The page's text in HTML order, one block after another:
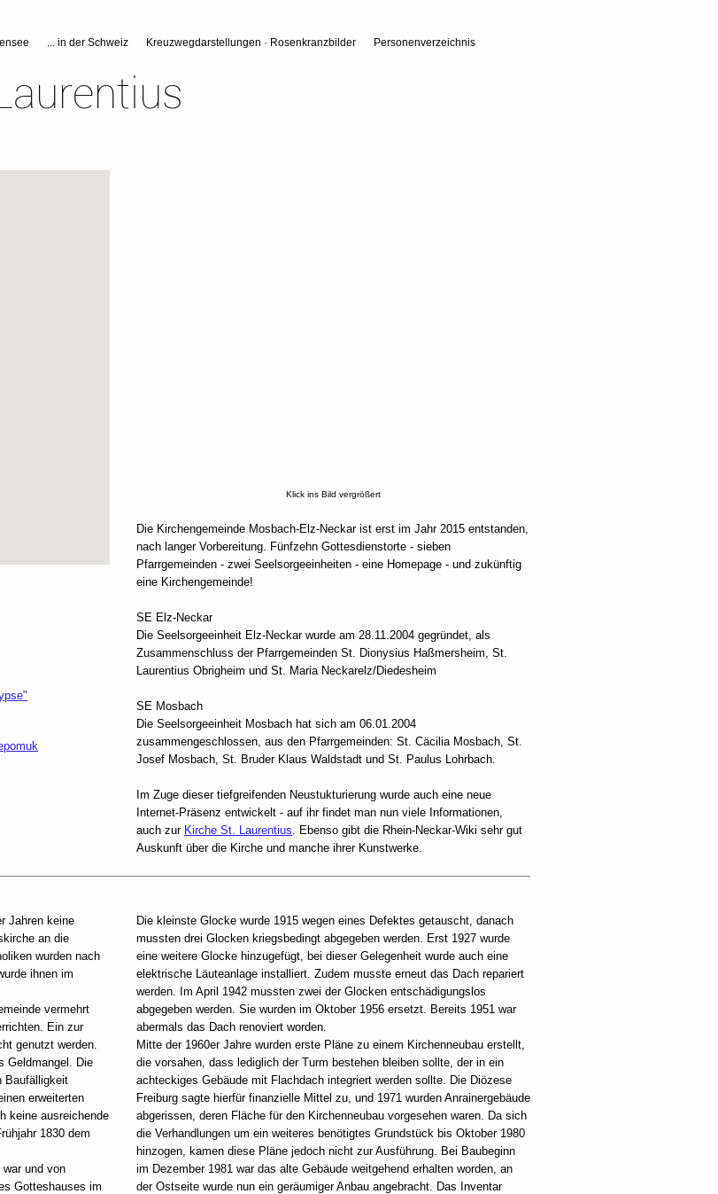
... in der Schweiz Kreuzwegdarstellungen · Rosenkranzbilder Personenverzeichnis
Klick ins Bild vergrößert
Die Kirchengemeinde Mosbach-Elz-Neckar ist erst im Jahr 2015 entstanden,
nach langer Vorbereitung. Fünfzehn Gottesdienstorte - sieben
Pfarrgemeinden - zwei Seelsorgeeinheiten - eine Homepage - und zukünftig
eine Kirchengemeinde!
SE Elz-Neckar
Die Seelsorgeeinheit Elz-Neckar wurde am 28.11.2004 gegründet, als
Zusammenschluss der Pfarrgemeinden St. Dionysius Haßmersheim, St.
Laurentius Obrigheim und St. Maria Neckarelz/Diedesheim
SE Mosbach
Die Seelsorgeeinheit Mosbach hat sich am 06.01.2004
zusammengeschlossen, aus den Pfarrgemeinden: St. Cäcilia Mosbach, St.
Josef Mosbach, St. Bruder Klaus Waldstadt und St. Paulus Lohrbach.
Im Zuge dieser tiefgreifenden Neustukturierung wurde auch eine neue
Internet-Präsenz entwickelt - auf ihr findet man nun viele Informationen,
auch zur Kirche St. Laurentius. Ebenso gibt die Rhein-Neckar-Wiki sehr gut
Auskunft über die Kirche und manche ihrer Kunstwerke.
Jahren keine
an die
wurden nach
ihnen im
vermehrt
Ein zur
genutzt werden.
Geldmangel. Die
Baufälligkeit
erweiterten
keine ausreichende
1830 dem
und von
Gotteshauses im
Die kleinste Glocke wurde 1915 wegen eines Defektes getauscht, danach
mussten drei Glocken kriegsbedingt abgegeben werden. Erst 1927 wurde
eine weitere Glocke hinzugefügt, bei dieser Gelegenheit wurde auch eine
elektrische Läuteanlage installiert. Zudem musste erneut das Dach repariert
werden. Im April 1942 mussten zwei der Glocken entschädigungslos
abgegeben werden. Sie wurden im Oktober 1956 ersetzt. Bereits 1951 war
abermals das Dach renoviert worden.
Mitte der 1960er Jahre wurden erste Pläne zu einem Kirchenneubau erstellt,
die vorsahen, dass lediglich der Turm bestehen bleiben sollte, der in ein
achteckiges Gebäude mit Flachdach integriert werden sollte. Die Diözese
Freiburg sagte hierfür finanzielle Mittel zu, und 1971 wurden Anrainergebäude
abgerissen, deren Fläche für den Kirchenneubau vorgesehen waren. Da sich
die Verhandlungen um ein weiteres benötigtes Grundstück bis Oktober 1980
hinzogen, kamen diese Pläne jedoch nicht zur Ausführung. Bei Baubeginn
im Dezember 1981 war das alte Gebäude weitgehend erhalten worden, an
der Ostseite wurde nun ein geräumiger Anbau angebracht. Das Inventar